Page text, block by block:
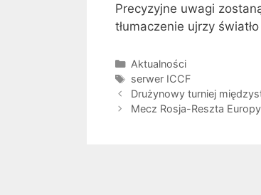
Precyzyjne uwagi
tłumaczenie ujrzy
Kategorie
Aktualności
Tagi
serwer ICCF
Drużynowy turniej
Mecz Rosja-Reszta Europy